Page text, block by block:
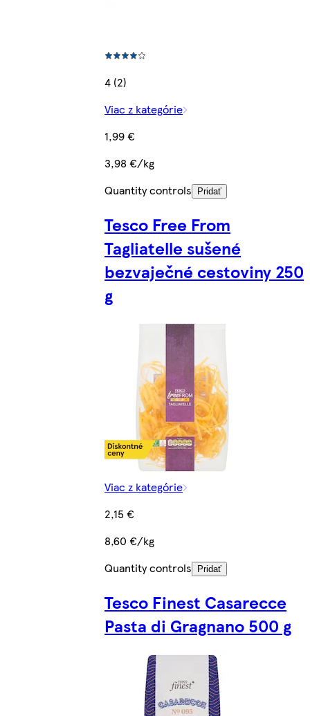
4 (2)
Viac z kategórie
1,99 €
3,98 €/kg
Quantity controls Pridať
Tesco Free From
Tagliatelle sušené
bezvaječné cestoviny 250
g
Viac z kategórie
2,15 €
8,60 €/kg
Quantity controls
Pridať
Tesco Finest Casarecce
Pasta di Gragnano 500 g